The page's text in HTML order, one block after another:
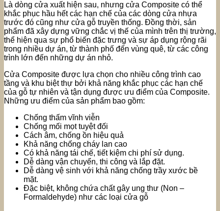
Là dòng cửa xuất hiện sau, nhưng cửa Composite có thể
khắc phục hầu hết các hạn chế của các dòng cửa nhựa
trước đó cũng như cửa gỗ truyền thống. Đồng thời, sản
phẩm đã xây dựng vững chắc vị thế của mình trên thị trường,
thể hiện qua sự phổ biến đặc trưng và sự áp dụng rộng rãi
trong nhiều dự án, từ thành phố đến vùng quê, từ các công
trình lớn đến những dự án nhỏ.
Cửa Composite được lựa chọn cho nhiều công trình cao
tầng và khu biệt thự bởi khả năng khắc phục các hạn chế
của gỗ tự nhiên và tận dụng được ưu điểm của Composite.
Những ưu điểm của sản phẩm bao gồm:
Chống thấm vĩnh viễn
Chống mối mọt tuyệt đối
Cách âm, chống ồn hiệu quả
Khả năng chống cháy lan cao
Có khả năng tái chế, tiết kiệm chi phí sử dụng.
Dễ dàng vận chuyển, thi công và lắp đặt.
Dễ dàng vệ sinh với khả năng chống trầy xước bề
mặt.
Đặc biệt, không chứa chất gây ung thư (Non –
Formaldehyde) như các loại cửa gỗ